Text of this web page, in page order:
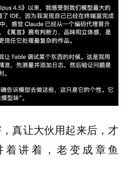
真让大伙用起来后，才
讲着，老变成章鱼